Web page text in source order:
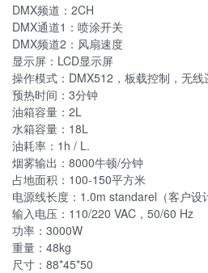
DMX频道：2CH
DMX通道1：喷涂开关
DMX频道2：风扇速度
显示屏：LCD显示屏
操作模式：DMX512，板载控制，无线
预热时间：3分钟
油箱容量：2L
水箱容量：18L
油耗率：1h / L.
烟雾输出：8000牛顿/分钟
占地面积：100-150平方米
电源线长度：1.0m standarel（客户设
输入电压：110/220 VAC，50/60 Hz
功率：3000W
重量：48kg
尺寸：88*45*50